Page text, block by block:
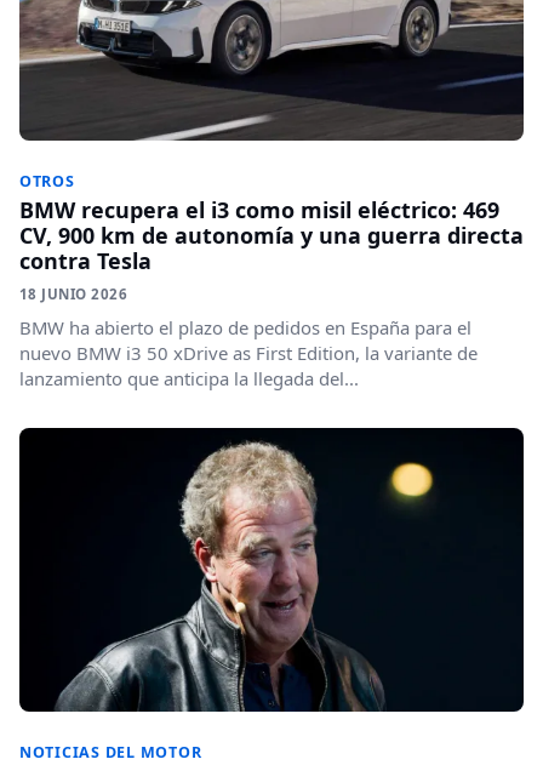
OTROS
BMW recupera el i3 como misil eléctrico: 469
CV, 900 km de autonomía y una guerra directa
contra Tesla
18 JUNIO 2026
BMW ha abierto el plazo de pedidos en España para el
nuevo BMW i3 50 xDrive as First Edition, la variante de
lanzamiento que anticipa la llegada del...
NOTICIAS DEL MOTOR